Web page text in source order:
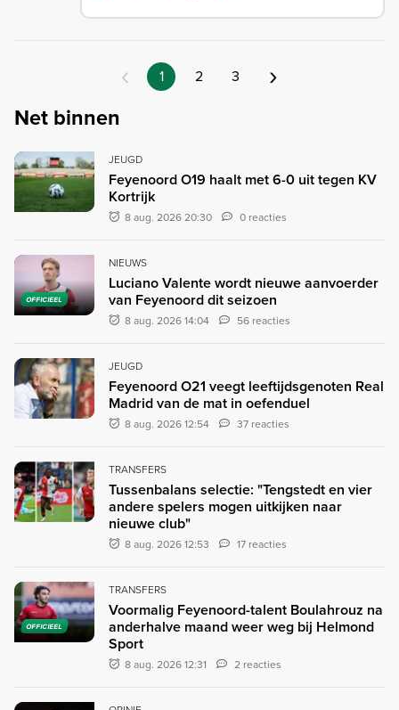
‹ 1 2 3 ›
Net binnen
JEUGD
Feyenoord O19 haalt met 6-0 uit tegen KV
Kortrijk
8 aug. 2026 20:30 0 reacties
OFFICIEEL
NIEUWS
Luciano Valente wordt nieuwe aanvoerder
van Feyenoord dit seizoen
8 aug. 2026 14:04 56 reacties
JEUGD
Feyenoord O21 veegt leeftijdsgenoten Real
Madrid van de mat in oefenduel
8 aug. 2026 12:54 37 reacties
TRANSFERS
Tussenbalans selectie: "Tengstedt en vier
andere spelers mogen uitkijken naar
nieuwe club"
8 aug. 2026 12:53 17 reacties
OFFICIEEL
TRANSFERS
Voormalig Feyenoord-talent Boulahrouz na
anderhalve maand weer weg bij Helmond
Sport
8 aug. 2026 12:31 2 reacties